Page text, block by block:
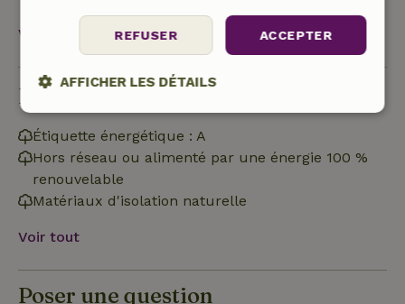
Voir tout
Durabilité
Étiquette énergétique : A
Hors réseau ou alimenté par une énergie 100 %
renouvelable
Matériaux d'isolation naturelle
Voir tout
Poser une question
ACCEPTER
REFUSER
AFFICHER LES DÉTAILS
Strictement
nécessaires
Performance Ciblage
Fonctionnalité